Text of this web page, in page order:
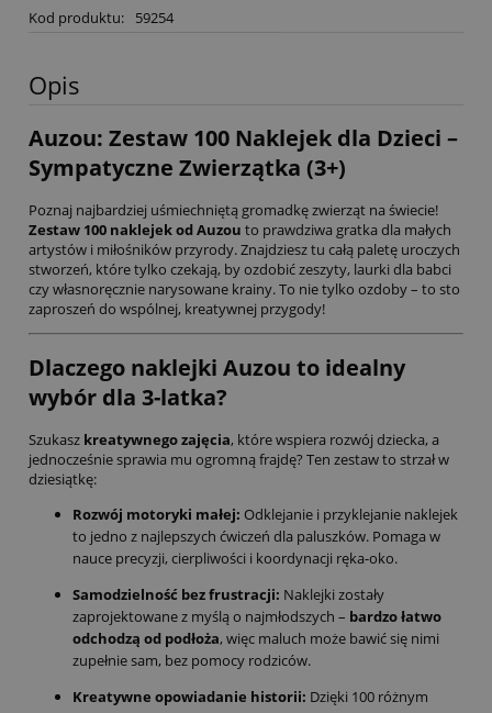
Kod produktu:
59254
Opis
Auzou: Zestaw 100 Naklejek dla Dzieci –
Sympatyczne Zwierzątka (3+)
Poznaj najbardziej uśmiechniętą gromadkę zwierząt na świecie!
Zestaw 100 naklejek od Auzou to prawdziwa gratka dla małych
artystów i miłośników przyrody. Znajdziesz tu całą paletę uroczych
stworzeń, które tylko czekają, by ozdobić zeszyty, laurki dla babci
czy własnoręcznie narysowane krainy. To nie tylko ozdoby – to sto
zaproszeń do wspólnej, kreatywnej przygody!
Dlaczego naklejki Auzou to idealny
wybór dla 3-latka?
Szukasz kreatywnego zajęcia, które wspiera rozwój dziecka, a
jednocześnie sprawia mu ogromną frajdę? Ten zestaw to strzał w
dziesiątkę:
Rozwój motoryki małej: Odklejanie i przyklejanie naklejek
to jedno z najlepszych ćwiczeń dla paluszków. Pomaga w
nauce precyzji, cierpliwości i koordynacji ręka-oko.
Samodzielność bez frustracji: Naklejki zostały
zaprojektowane z myślą o najmłodszych – bardzo łatwo
odchodzą od podłoża, więc maluch może bawić się nimi
zupełnie sam, bez pomocy rodziców.
Kreatywne opowiadanie historii: Dzięki 100 różnym